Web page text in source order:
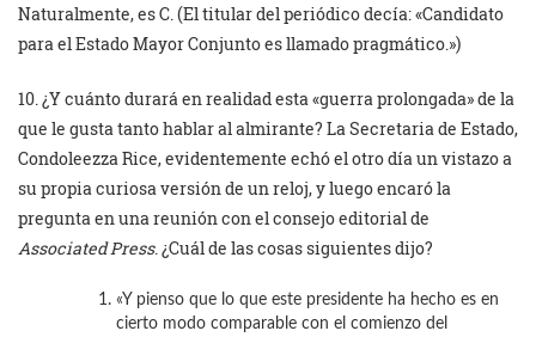
Naturalmente, es C. (El titular del periódico decía: «Candidato
para el Estado Mayor Conjunto es llamado pragmático.»)
10. ¿Y cuánto durará en realidad esta «guerra prolongada» de la
que le gusta tanto hablar al almirante? La Secretaria de Estado,
Condoleezza Rice, evidentemente echó el otro día un vistazo a
su propia curiosa versión de un reloj, y luego encaró la
pregunta en una reunión con el consejo editorial de
Associated Press. ¿Cuál de las cosas siguientes dijo?
«Y pienso que lo que este presidente ha hecho es en
cierto modo comparable con el comienzo del